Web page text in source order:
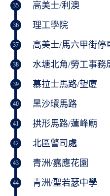
35 高美士/利澳
36 理工學院
37 高美士/馬六甲街停
38 水塘北角/勞工事務
39 慕拉士馬路/望廈
40 黑沙環馬路
41 拱形馬路/蓮峰廟
42 北區警司處
43 青洲/嘉應花園
44 青洲/聖若瑟中學